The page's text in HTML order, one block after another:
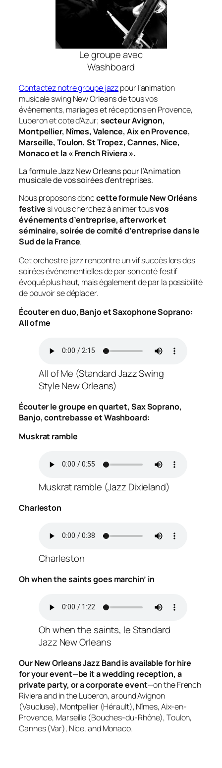
Le groupe avec
Washboard
Contactez notre groupe jazzpour l’animation
musicale swing New Orleans de tous vos
évènements, mariages et réceptions en Provence,
Luberon et cote d’Azur; secteur Avignon,
Montpellier, Nîmes, Valence, Aix en Provence,
Marseille, Toulon, St Tropez, Cannes, Nice,
Monaco et la « French Riviera ».
La formule Jazz New Orleans pour l’Animation
musicale de vos soirées d’entreprises.
Nous proposons donccette formule New Orléans
festivesi vous cherchez à animer tousvos
événements d’entreprise, afterwork et
séminaire, soirée de comité d’entreprise dans le
Sud de la France.
Cet orchestre jazz rencontre un vif succès lors des
soirées événementielles de par son coté festif
évoqué plus haut, mais également de par la possibilité
de pouvoir se déplacer.
Écouter en duo, Banjo et Saxophone Soprano:
All of me
All of Me (Standard Jazz Swing
Style New Orleans)
Écouter le groupe en quartet, Sax Soprano,
Banjo, contrebasse et Washboard:
Muskrat ramble
Muskrat ramble (Jazz Dixieland)
Charleston
Charleston
Oh when the saints goes marchin’ in
Oh when the saints, le Standard
Jazz New Orleans
Our New Orleans Jazz Band is available for hire
for your event—be it a wedding reception, a
private party, or a corporate event—on the French
Riviera and in the Luberon, around Avignon
(Vaucluse), Montpellier (Hérault), Nîmes, Aix-en-
Provence, Marseille (Bouches-du-Rhône), Toulon,
Cannes (Var), Nice, and Monaco.